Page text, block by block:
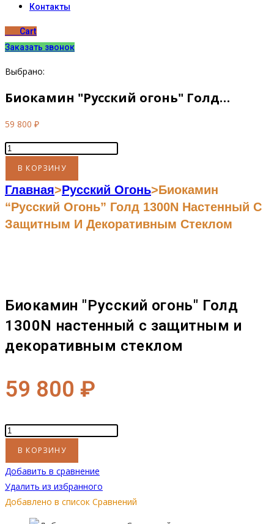
Контакты
Cart
Заказать звонок
Выбрано:
Биокамин "Русский огонь" Голд…
59 800 ₽
Количество
товара
Биокамин
"Русский
огонь"
Голд
и
стеклом
В КОРЗИНУ
Главная>Русский Огонь>Биокамин
“Русский Огонь” Голд 1300N Настенный С
Защитным И Декоративным Стеклом
Биокамин "Русский огонь" Голд
1300N настенный с защитным и
декоративным стеклом
59 800 ₽
Количество
товара
Биокамин
"Русский
огонь"
Голд
1300N
В КОРЗИНУ
Добавить в сравнение
Удалить из избранного
Добавлено в список Сравнений